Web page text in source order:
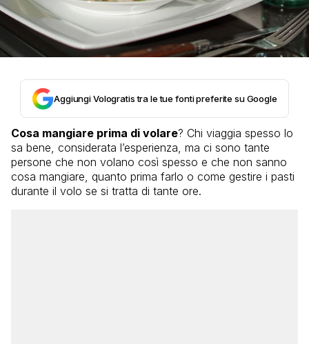
Aggiungi Vologratis tra le tue fonti preferite su Google
Cosa mangiare prima di volare? Chi viaggia spesso lo
sa bene, considerata l’esperienza, ma ci sono tante
persone che non volano così spesso e che non sanno
cosa mangiare, quanto prima farlo o come gestire i pasti
durante il volo se si tratta di tante ore.